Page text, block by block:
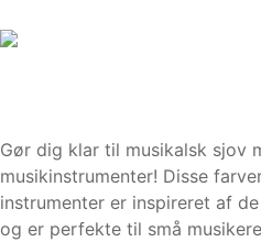
Gør dig klar til musikalsk sjov
musikinstrumenter! Disse
instrumenter er inspireret af
og er perfekte til små